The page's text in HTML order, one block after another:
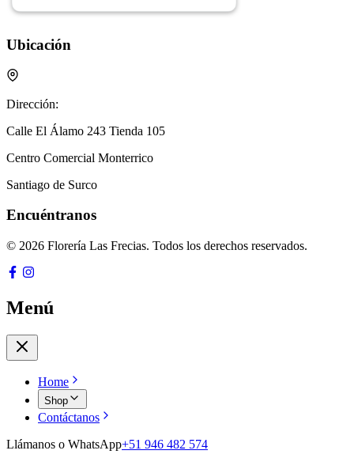
Ubicación
Dirección:
Calle El Álamo 243 Tienda 105
Centro Comercial Monterrico
Santiago de Surco
Encuéntranos
© 2026 Florería Las Frecias. Todos los derechos reservados.
Menú
Home
Shop
Contáctanos
Llámanos o WhatsApp+51 946 482 574